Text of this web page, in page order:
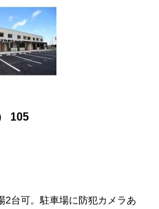
105
2台可。駐車場に防犯カメラあ